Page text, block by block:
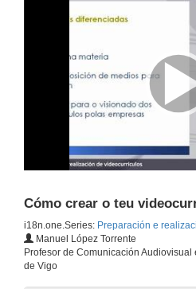
Cómo crear o teu
i18n.one.Series: Preparación e
Manuel López Torrente
Profesor de Comunicación
de Vigo